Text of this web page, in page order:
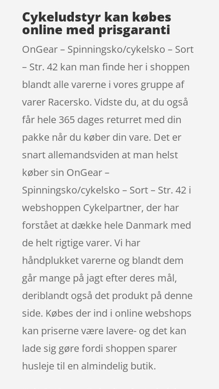
Cykeludstyr kan købes
online med prisgaranti
OnGear – Spinningsko/cykelsko – Sort
– Str. 42 kan man finde her i shoppen
blandt alle varerne i vores gruppe af
varer Racersko. Vidste du, at du også
får hele 365 dages returret med din
pakke når du køber din vare. Det er
snart allemandsviden at man helst
køber sin OnGear –
Spinningsko/cykelsko – Sort – Str. 42 i
webshoppen Cykelpartner, der har
forstået at dække hele Danmark med
de helt rigtige varer. Vi har
håndplukket varerne og blandt dem
går mange på jagt efter deres mål,
deriblandt også det produkt på denne
side. Købes der ind i online webshops
kan priserne være lavere- og det kan
lade sig gøre fordi shoppen sparer
husleje til en almindelig butik.